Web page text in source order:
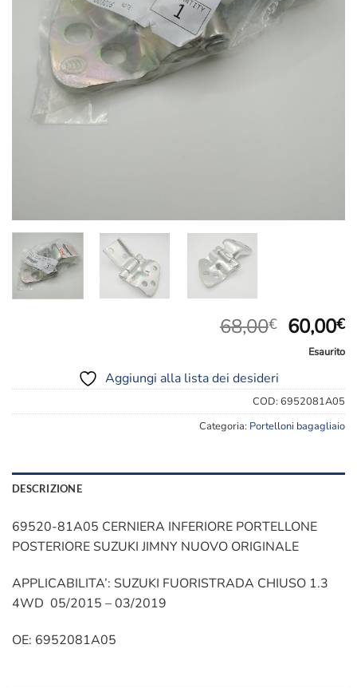
68,00€ Il
prezzo
era:
68,00€.
60,00€Il
Esaurito
Aggiungi alla lista dei desideri
COD: 6952081A05
Categoria: Portelloni bagagliaio
DESCRIZIONE
69520-81A05 CERNIERA INFERIORE PORTELLONE
POSTERIORE SUZUKI JIMNY NUOVO ORIGINALE
APPLICABILITA’: SUZUKI FUORISTRADA CHIUSO 1.3
4WD 05/2015 – 03/2019
OE: 6952081A05